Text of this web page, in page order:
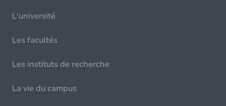
L'université
Les facultés
Les instituts de recherche
La vie du campus